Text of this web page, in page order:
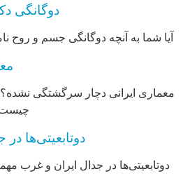
دوگانگی
آیا شما به آنچه دوگانگی جسم و روح
معماری ایرانی دچار سرگشتگی
چیست
دوتابعیتی‌ها
دوتابعیتی‌ها در جدال ایران و غرب